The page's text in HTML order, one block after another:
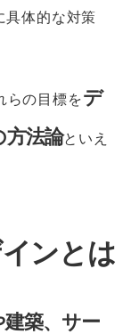
具体的な対策
らの目標をデ
法論といえ
ンとは
築、サー